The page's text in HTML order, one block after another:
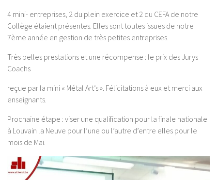
4 mini- entreprises, 2 du plein exercice et 2 du CEFA de notre
Collège étaient présentes. Elles sont toutes issues de notre
7ème année en gestion de très petites entreprises.
Très belles prestations et une récompense : le prix des Jurys
Coachs
reçue par la mini « Métal Art’s ». Félicitations à eux et merci aux
enseignants.
Prochaine étape : viser une qualification pour la finale nationale
à Louvain la Neuve pour l’une ou l’autre d’entre elles pour le
mois de Mai.